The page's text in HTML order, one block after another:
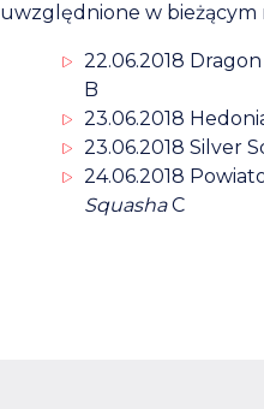
uwzględnione w bieżącym
22.06.2018
B
23.06.2018
23.06.2018 Silver
24.06.2018
SquashaC